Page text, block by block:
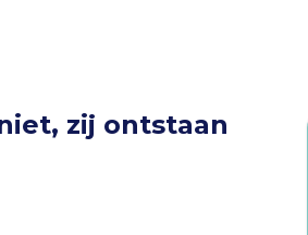
zij ontstaan